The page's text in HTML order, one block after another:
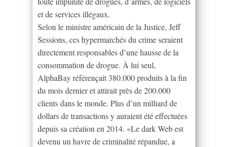
et de services illégaux.
Selon le ministre américain de la Justice, Jeff
Sessions, ces hypermarchés du crime seraient
directement responsables d’une hausse de la
consommation de drogue. À lui seul,
AlphaBay référençait 380.000 produits à la fin
du mois dernier et attirait près de 200.000
clients dans le monde. Plus d’un milliard de
dollars de transactions y auraient été effectuées
depuis sa création en 2014. «Le dark Web est
devenu un havre de criminalité répandue, a